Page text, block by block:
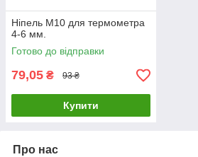
Ніпель М10 для термометра
4-6 мм.
Готово до відправки
79,05 ₴ 93 ₴
Купити
Про нас